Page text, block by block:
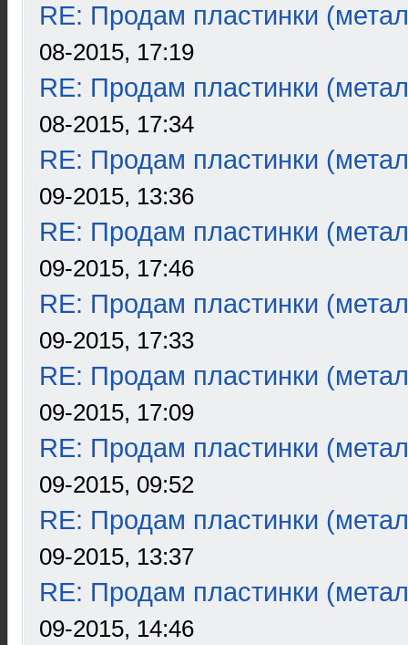
RE: Продам пластинки
08-2015, 17:19
RE: Продам пластинки
08-2015, 17:34
RE: Продам пластинки
09-2015, 13:36
RE: Продам пластинки
09-2015, 17:46
RE: Продам пластинки
09-2015, 17:33
RE: Продам пластинки
09-2015, 17:09
RE: Продам пластинки
09-2015, 09:52
RE: Продам пластинки
09-2015, 13:37
RE: Продам пластинки
09-2015, 14:46